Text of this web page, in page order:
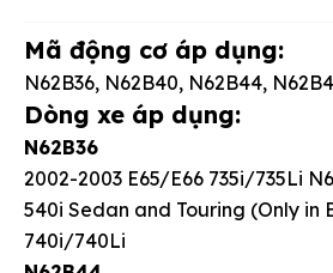
Mã động cơ áp dụng:
N62B36, N62B40, N62B44,
Dòng xe áp dụng:
N62B36
2002-2003 E65/E66 735i/735Li
540i Sedan and Touring (Only in
740i/740Li